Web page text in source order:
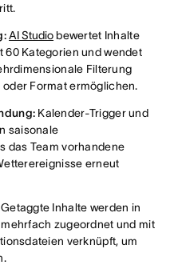
AI Studiobewertet Inhalte
60 Kategorien und wendet
Filterung
Format ermöglichen.
Kalender-Trigger und
saisonale
das Team vorhandene
erneut
Getaggte Inhalte werden in
zugeordnet und mit
verknüpft, um